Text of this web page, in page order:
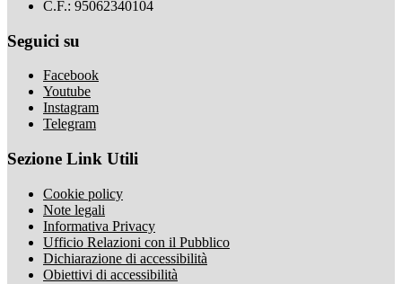
C.F.: 95062340104
Seguici su
Facebook
Youtube
Instagram
Telegram
Sezione Link Utili
Cookie policy
Note legali
Informativa Privacy
Ufficio Relazioni con il Pubblico
Dichiarazione di accessibilità
Obiettivi di accessibilità